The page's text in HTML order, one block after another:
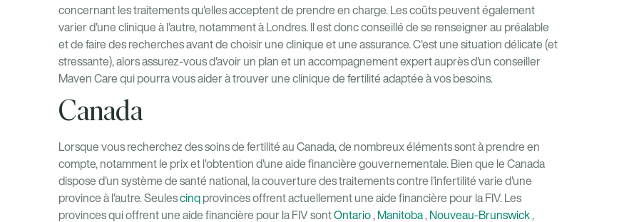
concernant les traitements qu'elles acceptent de prendre en charge. Les coûts peuvent également
varier d'une clinique à l'autre, notamment à Londres. Il est donc conseillé de se renseigner au préalable
et de faire des recherches avant de choisir une clinique et une assurance. C'est une situation délicate (et
stressante), alors assurez-vous d'avoir un plan et un accompagnement expert auprès d'un conseiller
Maven Care qui pourra vous aider à trouver une clinique de fertilité adaptée à vos besoins.
Canada
Lorsque vous recherchez des soins de fertilité au Canada, de nombreux éléments sont à prendre en
compte, notamment le prix et l'obtention d'une aide financière gouvernementale. Bien que le Canada
dispose d'un système de santé national, la couverture des traitements contre l'infertilité varie d'une
province à l'autre. Seulescinq provinces offrent actuellement une aide financière pour la FIV. Les
provinces qui offrent une aide financière pour la FIV sontOntario, Manitoba, Nouveau-Brunswick,